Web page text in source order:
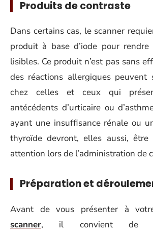
Produits de contraste
Dans certains cas, le scanner
produit à base d’iode pour
lisibles. Ce produit n’est pas sans
des réactions allergiques peuvent
chez celles et ceux qui
antécédents d’urticaire ou
ayant une insuffisance rénale ou
thyroïde devront, elles aussi, être
attention lors de l’administration de
Préparation et
Avant de vous présenter à
scanner, il convient de